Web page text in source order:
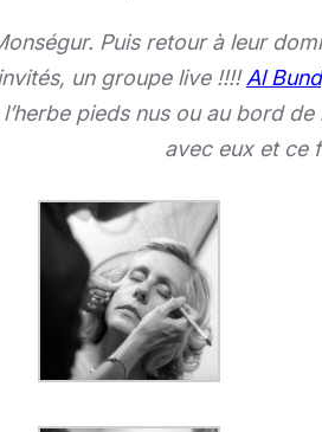
Puis retour à leur
un groupe live !!!!Al
pieds nus ou au bord
avec eux et ce